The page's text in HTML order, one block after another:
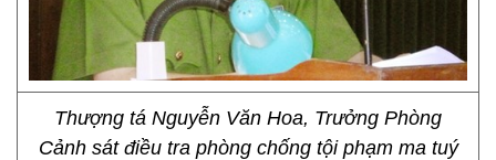
Thượng tá Nguyễn Văn Hoa, Trưởng Phòng
Cảnh sát điều tra phòng chống tội phạm ma tuý